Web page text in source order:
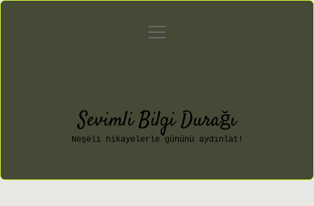
Gizlilik Politikası
menüyü
Sevimli Bilgi Durağı
Neşeli hikayelerle gününü aydınlat!